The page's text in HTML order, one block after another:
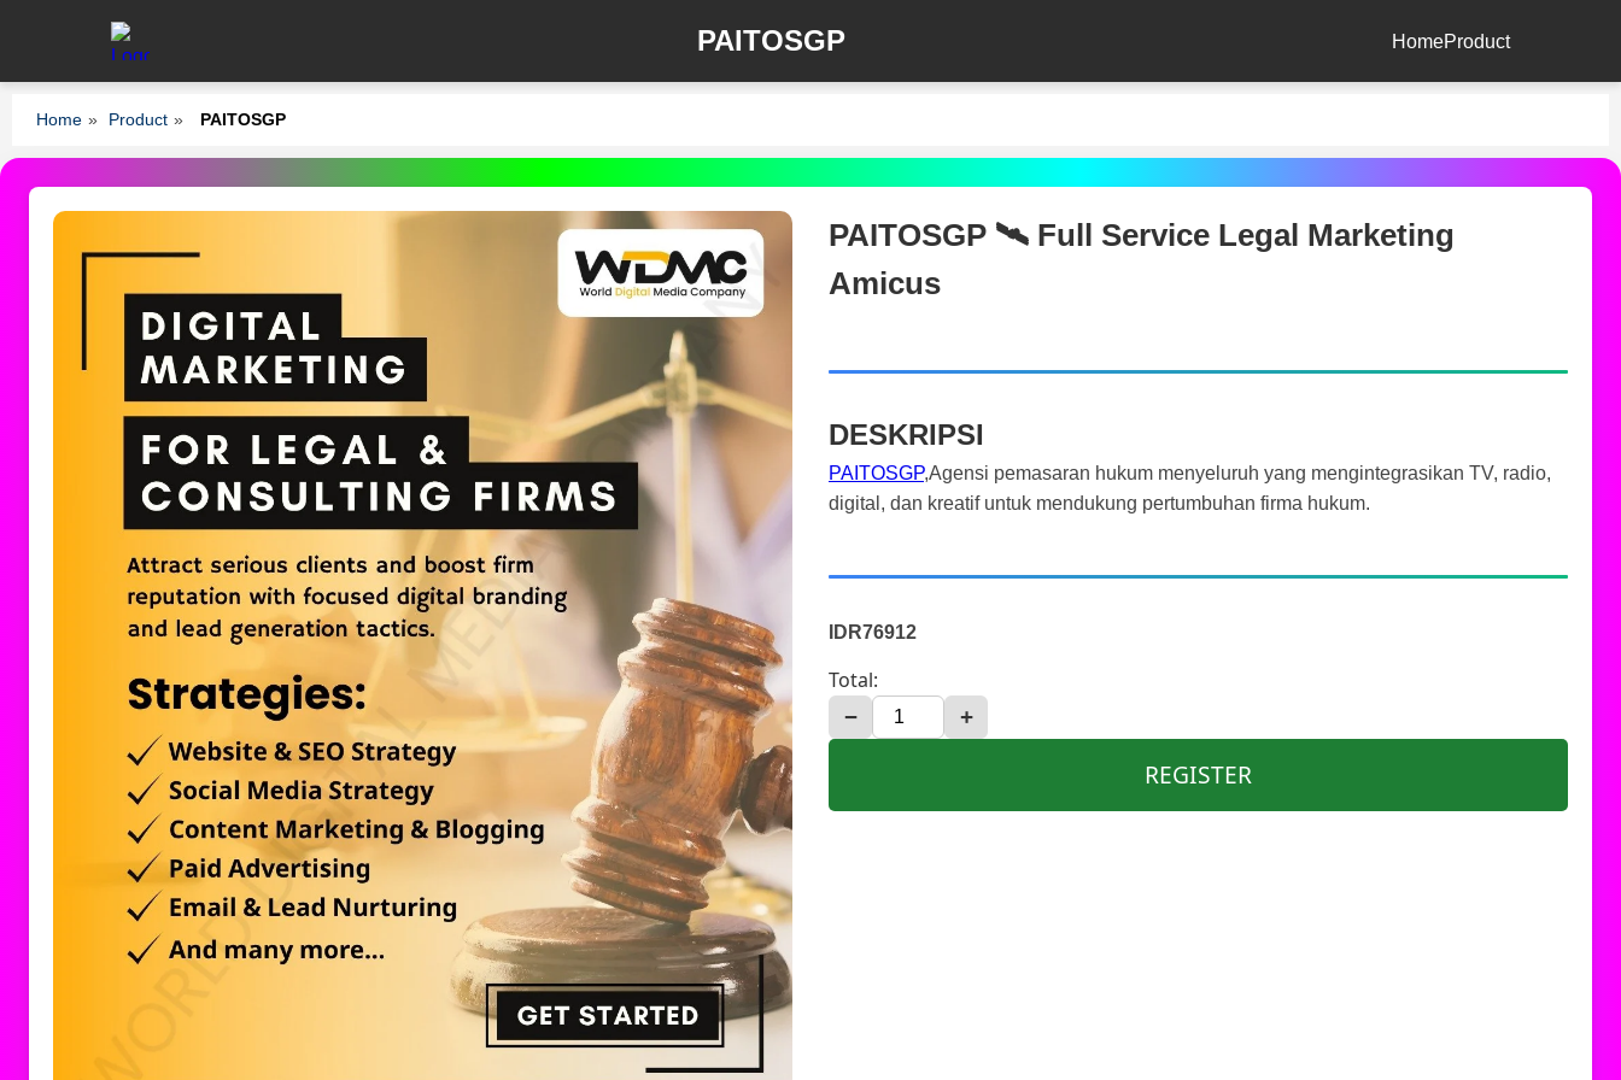
PAITOSGP HomeProduct
Home » Product » PAITOSGP
PAITOSGP 🛰️‍ Full Service Legal Marketing
Amicus
DESKRIPSI
PAITOSGP,Agensi pemasaran hukum menyeluruh yang mengintegrasikan TV, radio,
digital, dan kreatif untuk mendukung pertumbuhan firma hukum.
IDR76912
Total:
− +
REGISTER